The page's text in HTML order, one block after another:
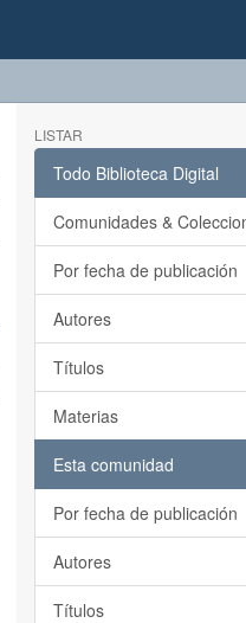
LISTAR
Todo Biblioteca Digital
Comunidades &
Por fecha de publicación
Autores
Títulos
Materias
Esta comunidad
Por fecha de publicación
Autores
Títulos